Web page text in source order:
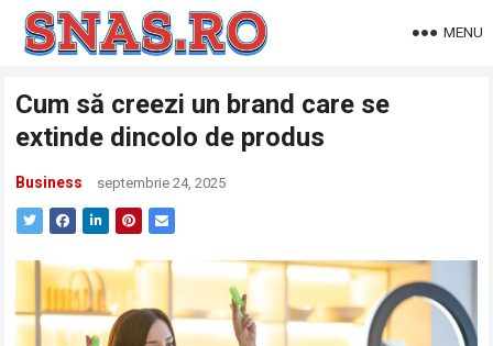
MENU
Cum să creezi un brand care se
extinde dincolo de produs
Business septembrie 24, 2025